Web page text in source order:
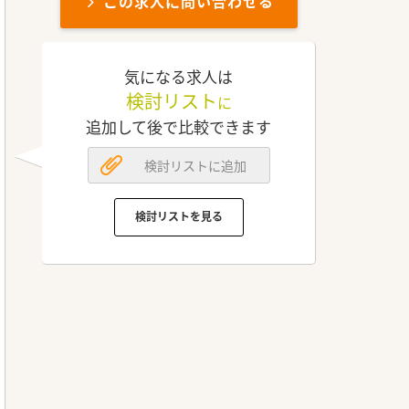
気になる求人は
検討リスト に
追加して後で比較できます
検討リストに追加
検討リストを見る